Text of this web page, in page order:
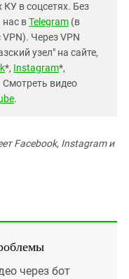
КУ в соцсетях. Без
нас вTelegram (в
Через VPN
узел" на сайте,
*, Instagram*,
Смотреть видео
.
Facebook, Instagram и
через бот